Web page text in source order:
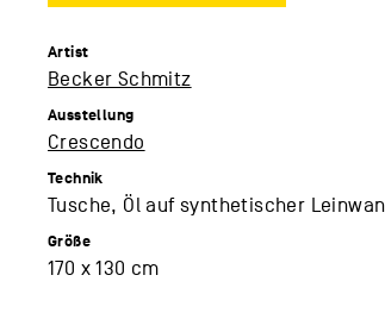
Artist
Becker Schmitz
Ausstellung
Crescendo
Technik
Tusche, Öl auf synthetischer
Größe
170 x 130 cm